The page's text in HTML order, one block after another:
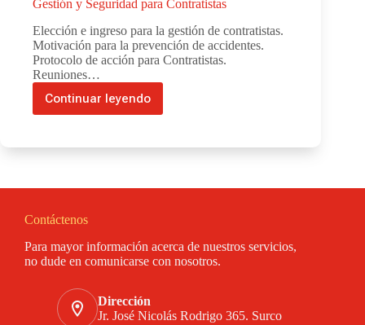
Gestión y Seguridad para Contratistas
Elección e ingreso para la gestión de contratistas.
Motivación para la prevención de accidentes.
Protocolo de acción para Contratistas.
Reuniones…
Continuar leyendo
Gestión
y
para
Contáctenos
Para mayor información acerca de nuestros servicios,
no dude en comunicarse con nosotros.
Dirección
Jr. José Nicolás Rodrigo 365. Surco